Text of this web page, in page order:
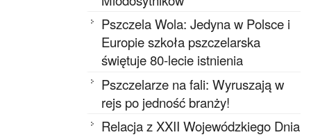
Pszczela Wola: Jedyna w Polsce i
Europie szkoła pszczelarska
świętuje 80-lecie istnienia
Pszczelarze na fali: Wyruszają w
rejs po jedność branży!
Relacja z XXII Wojewódzkiego Dnia